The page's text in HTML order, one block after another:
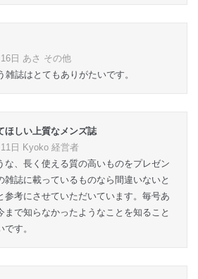
日 あさ その他
誌はとてもありがたいです。
ほしい上質なメンズ誌
日 Kyoko 経営者
な、長く使える質の高いものをプレゼン
雑誌に載っているものなら間違いないと
参考にさせていただいています。毎号あ
まで知らなかったようなことを知ること
す。